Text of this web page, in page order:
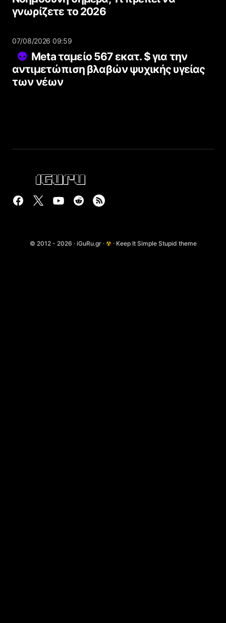
γνωρίζετε το 2026
07/08/2026 09:59
Meta ταμείο 567 εκατ. $ για την
αντιμετώπιση βλαβών ψυχικής υγείας
των νέων
© 2012 - 2026 · iGuRu.gr · ☢ · Keep It Simple Stupid theme